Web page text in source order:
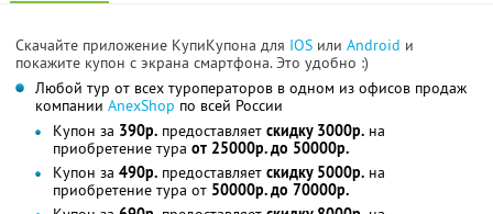
Скачайте приложение КупиКупона для IOS или Android и
покажите купон с экрана смартфона. Это удобно :)
Любой тур от всех туроператоров в одном из офисов продаж
компании AnexShop по всей России
Купон за 390р. предоставляет скидку 3000р. на
приобретение тура от 25000р. до 50000р.
Купон за 490р. предоставляет скидку 5000р. на
приобретение тура от 50000р. до 70000р.